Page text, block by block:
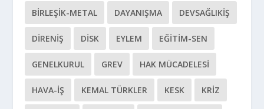
BIRLEŞIK-METAL DAYANIŞMA DEVSAĞLIKİŞ
DIRENIŞ DİSK EYLEM EĞITIM-SEN
GENELKURUL GREV HAK MÜCADELESI
HAVA-İŞ KEMAL TÜRKLER KESK KRIZ